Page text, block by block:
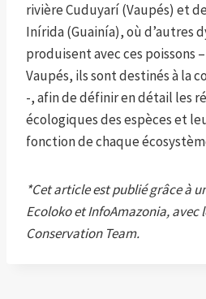
rivière Cuduyarí (Vaupés) et
Inírida (Guainía), où d’autres
produisent avec ces poissons
Vaupés, ils sont destinés à la
-, afin de définir en détail les
écologiques des espèces et
fonction de chaque
*Cet article est publié grâce à
Ecoloko et InfoAmazonia, avec
Conservation Team.